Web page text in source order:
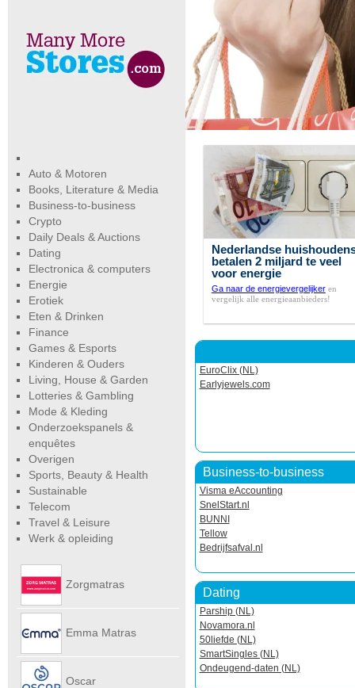
Nederlandse
betalen 2 miljard te veel
voor energie
Ga naar de energievergelijkeren
vergelijk alle energieaanbieders!
EuroClix (NL)
Earlyjewels.com
Business-to-business
Visma eAccounting
SnelStart.nl
BUNNI
Tellow
Bedrijfsafval.nl
Dating
Parship (NL)
Novamora.nl
50liefde (NL)
SmartSingles (NL)
Ondeugend-daten (NL)
Auto & Motoren
Books, Literature & Media
Business-to-business
Crypto
Daily Deals & Auctions
Dating
Electronica & computers
Energie
Erotiek
Eten & Drinken
Finance
Games & Esports
Kinderen & Ouders
Living, House & Garden
Lotteries & Gambling
Mode & Kleding
Onderzoekspanels &
enquêtes
Overigen
Sports, Beauty & Health
Sustainable
Telecom
Travel & Leisure
Werk & opleiding
Zorgmatras
Emma Matras
Oscar